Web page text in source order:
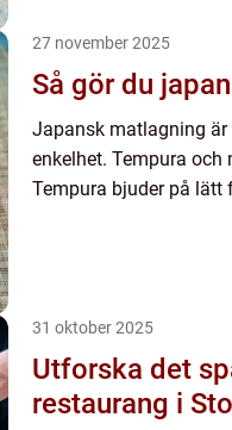
27 november 2025
Så gör du
Japansk matlagning är
enkelhet. Tempura
Tempura bjuder på lätt
31 oktober 2025
Utforska det
restaurang i